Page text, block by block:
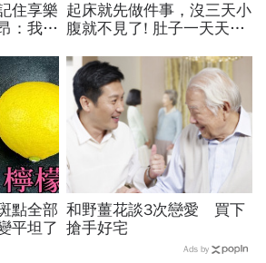
住享樂
：我們
起床就先做件事，沒三天小
腹就不見了! 肚子一天天變
點全部
平坦了
和野薑花談3次戀愛 買下
搶手好宅
Ads by